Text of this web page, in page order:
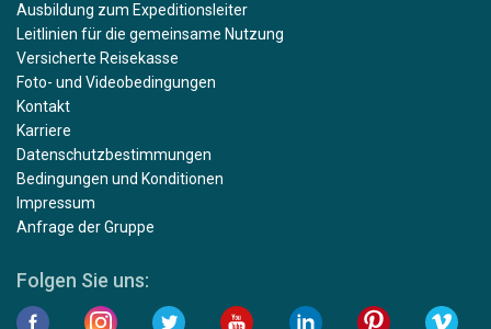
Ausbildung zum Expeditionsleiter
Leitlinien für die gemeinsame Nutzung
Versicherte Reisekasse
Foto- und Videobedingungen
Kontakt
Karriere
Datenschutzbestimmungen
Bedingungen und Konditionen
Impressum
Anfrage der Gruppe
Folgen Sie uns: